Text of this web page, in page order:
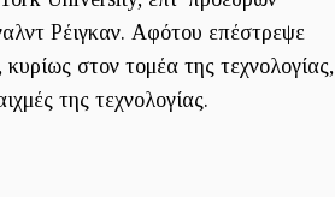
Ρέιγκαν. Αφότου επέστρεψε
στον τομέα της τεχνολογίας,
της τεχνολογίας.